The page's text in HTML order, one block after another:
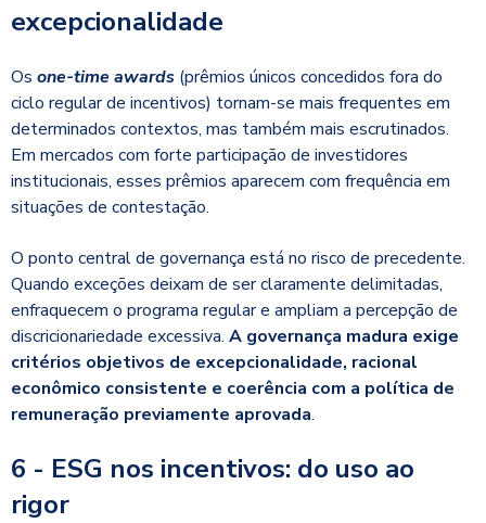
excepcionalidade
Os one-time awards (prêmios únicos concedidos fora do
ciclo regular de incentivos) tornam-se mais frequentes em
determinados contextos, mas também mais escrutinados.
Em mercados com forte participação de investidores
institucionais, esses prêmios aparecem com frequência em
situações de contestação.
O ponto central de governança está no risco de precedente.
Quando exceções deixam de ser claramente delimitadas,
enfraquecem o programa regular e ampliam a percepção de
discricionariedade excessiva. A governança madura exige
critérios objetivos de excepcionalidade, racional
econômico consistente e coerência com a política de
remuneração previamente aprovada.
6 - ESG nos incentivos: do uso ao
rigor